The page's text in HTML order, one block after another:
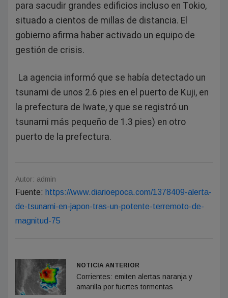
para sacudir grandes edificios incluso en Tokio,
situado a cientos de millas de distancia. El
gobierno afirma haber activado un equipo de
gestión de crisis.
La agencia informó que se había detectado un
tsunami de unos 2.6 pies en el puerto de Kuji, en
la prefectura de Iwate, y que se registró un
tsunami más pequeño de 1.3 pies) en otro
puerto de la prefectura.
Autor: admin
Fuente: https://www.diarioepoca.com/1378409-alerta-
de-tsunami-en-japon-tras-un-potente-terremoto-de-
magnitud-75
NOTICIA ANTERIOR
Corrientes: emiten alertas naranja y
amarilla por fuertes tormentas